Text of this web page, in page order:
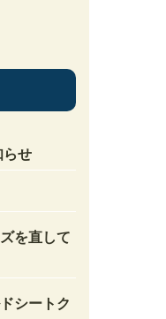
せ
を直して
シートク